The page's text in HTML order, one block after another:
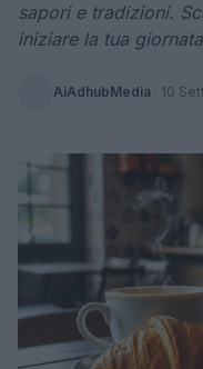
sapori e tradizioni.
iniziare la tua
AiAdhubMedia · 10